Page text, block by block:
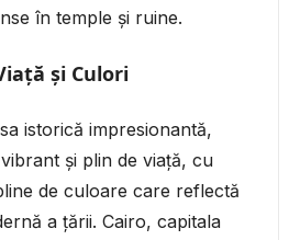
în temple și ruine.
și Culori
istorică impresionantă,
și plin de viață, cu
de culoare care reflectă
a țării. Cairo, capitala